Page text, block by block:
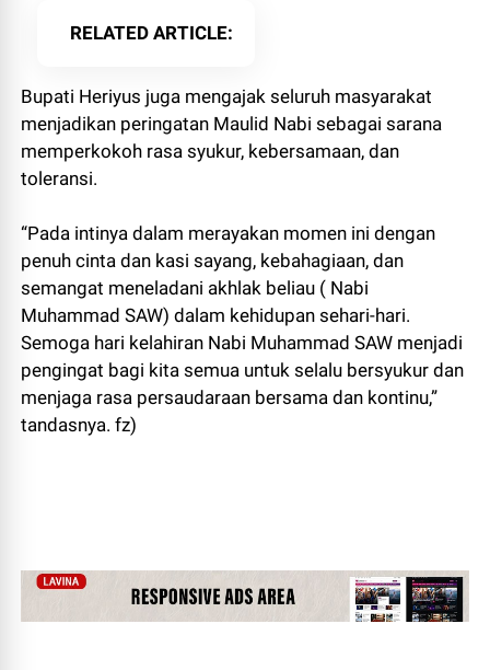
RELATED ARTICLE
Bupati Heriyus juga mengajak seluruh masyarakat
menjadikan peringatan Maulid Nabi sebagai sarana
memperkokoh rasa syukur, kebersamaan, dan
toleransi.
“Pada intinya dalam merayakan momen ini dengan
penuh cinta dan kasi sayang, kebahagiaan, dan
semangat meneladani akhlak beliau ( Nabi
Muhammad SAW) dalam kehidupan sehari-hari.
Semoga hari kelahiran Nabi Muhammad SAW menjadi
pengingat bagi kita semua untuk selalu bersyukur dan
menjaga rasa persaudaraan bersama dan kontinu,”
tandasnya. fz)